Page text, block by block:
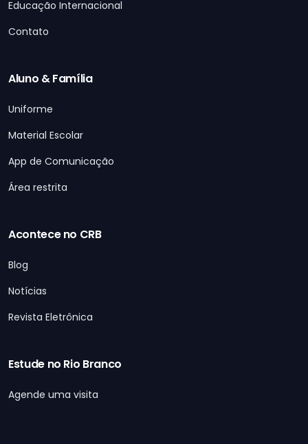
Educação Internacional
Contato
Aluno & Família
Uniforme
Material Escolar
App de Comunicação
Área restrita
Acontece no CRB
Blog
Notícias
Revista Eletrônica
Estude no Rio Branco
Agende uma visita